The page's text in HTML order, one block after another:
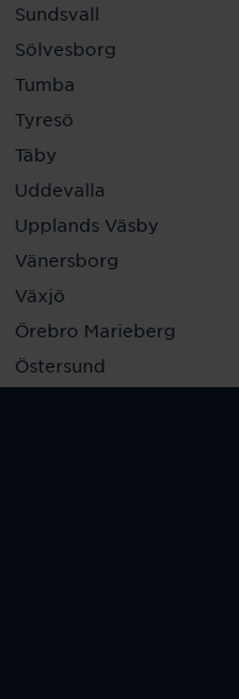
Sundsvall
Sölvesborg
Tumba
Tyresö
Täby
Uddevalla
Upplands Väsby
Vänersborg
Växjö
Örebro Marieberg
Östersund